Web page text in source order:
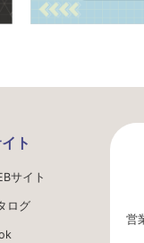
ト
サイト
ログ
営